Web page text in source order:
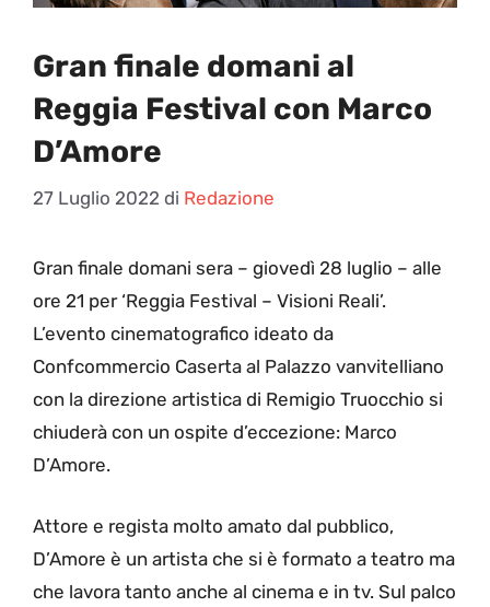
Gran finale domani al
Reggia Festival con Marco
D’Amore
27 Luglio 2022 di Redazione
Gran finale domani sera – giovedì 28 luglio – alle
ore 21 per ‘Reggia Festival – Visioni Reali’.
L’evento cinematografico ideato da
Confcommercio Caserta al Palazzo vanvitelliano
con la direzione artistica di Remigio Truocchio si
chiuderà con un ospite d’eccezione: Marco
D’Amore.
Attore e regista molto amato dal pubblico,
D’Amore è un artista che si è formato a teatro ma
che lavora tanto anche al cinema e in tv. Sul palco